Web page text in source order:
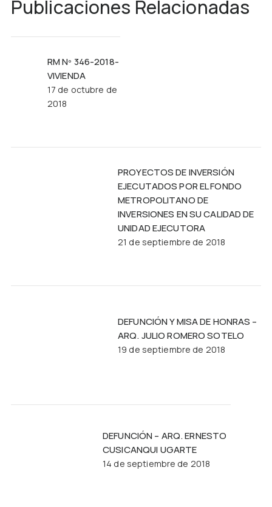
Publicaciones Relacionadas
RM Nº 346-2018-
VIVIENDA
17 de octubre de
2018
PROYECTOS DE INVERSIÓN
EJECUTADOS POR EL FONDO
METROPOLITANO DE
INVERSIONES EN SU CALIDAD DE
UNIDAD EJECUTORA
21 de septiembre de 2018
DEFUNCIÓN Y MISA DE HONRAS –
ARQ. JULIO ROMERO SOTELO
19 de septiembre de 2018
DEFUNCIÓN – ARQ. ERNESTO
CUSICANQUI UGARTE
14 de septiembre de 2018